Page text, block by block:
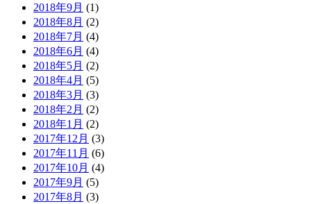
2018年9月 (1)
2018年8月 (2)
2018年7月 (4)
2018年6月 (4)
2018年5月 (2)
2018年4月 (5)
2018年3月 (3)
2018年2月 (2)
2018年1月 (2)
2017年12月 (3)
2017年11月 (6)
2017年10月 (4)
2017年9月 (5)
2017年8月 (3)